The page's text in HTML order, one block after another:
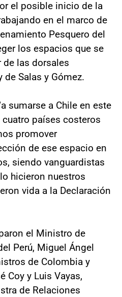
el posible inicio de la
en el marco de
Pesquero del
los espacios que se
de las dorsales
Salas y Gómez.
sumarse a Chile en este
países costeros
promover
de ese espacio en
siendo vanguardistas
hicieron nuestros
vida a la Declaración
el Ministro de
Perú, Miguel Ángel
de Colombia y
Coy y Luis Vayas,
de Relaciones